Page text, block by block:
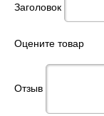
Заголовок
Оцените товар
Отзыв